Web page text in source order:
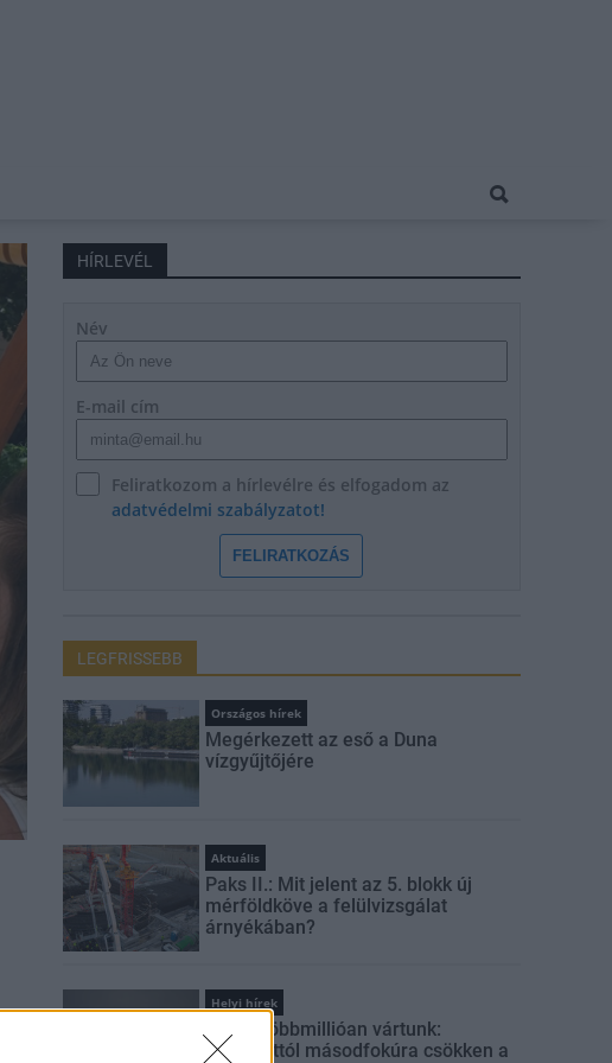
HÍRLEVÉL
Név
E-mail cím
Feliratkozom a hírlevélre és elfogadom az
adatvédelmi szabályzatot!
FELIRATKOZÁS
LEGFRISSEBB
Országos hírek
Megérkezett az eső a Duna
vízgyűjtőjére
Aktuális
Paks II.: Mit jelent az 5. blokk új
mérföldköve a felülvizsgálat
árnyékában?
Helyi hírek
Amire többmillióan vártunk:
szombattól másodfokúra csökken a